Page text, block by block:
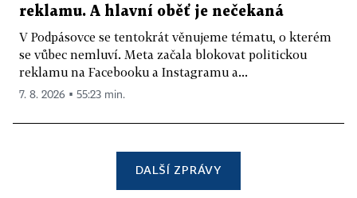
reklamu. A hlavní oběť je nečekaná
V Podpásovce se tentokrát věnujeme tématu, o kterém
se vůbec nemluví. Meta začala blokovat politickou
reklamu na Facebooku a Instagramu a...
7. 8. 2026 ▪ 55:23 min.
DALŠÍ ZPRÁVY